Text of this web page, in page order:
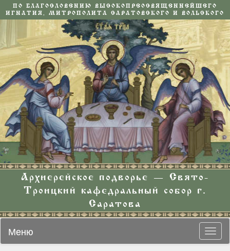
ПО БЛАГОСЛОВЕНИЮ ВЫСОКОПРЕОСВЯЩЕННЕЙШЕГО
ИГНАТИЯ, МИТРОПОЛИТА САРАТОВСКОГО И ВОЛЬСКОГО
Архиерейское подворье — Свято-
Троицкий кафедральный собор г.
Саратова
Меню